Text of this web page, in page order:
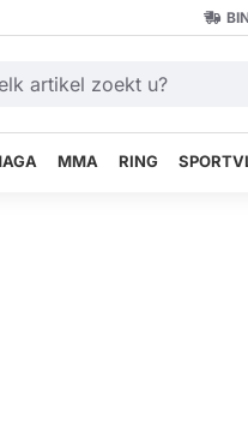
MMA RING